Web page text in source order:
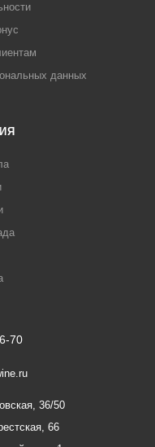
данных
70
36/50
66